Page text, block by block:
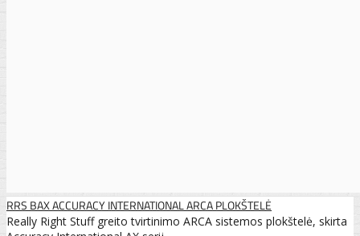
RRS BAX ACCURACY INTERNATIONAL ARCA PLOKŠTELĖ
Really Right Stuff greito tvirtinimo ARCA sistemos plokštelė, skirta